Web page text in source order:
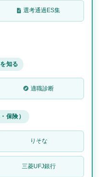
選考通過ES集
知る
適職診断
保険）
りそな
三菱UFJ銀行